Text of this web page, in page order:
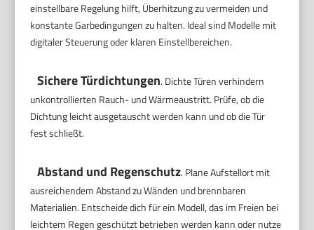
einstellbare Regelung hilft, Überhitzung zu vermeiden und
konstante Garbedingungen zu halten. Ideal sind Modelle mit
digitaler Steuerung oder klaren Einstellbereichen.
Sichere Türdichtungen. Dichte Türen verhindern
unkontrollierten Rauch- und Wärmeaustritt. Prüfe, ob die
Dichtung leicht ausgetauscht werden kann und ob die Tür
fest schließt.
Abstand und Regenschutz. Plane Aufstellort mit
ausreichendem Abstand zu Wänden und brennbaren
Materialien. Entscheide dich für ein Modell, das im Freien bei
leichtem Regen geschützt betrieben werden kann oder nutze